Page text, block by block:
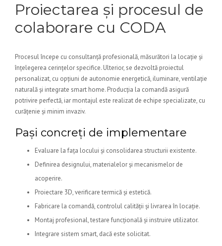
Proiectarea și procesul de
colaborare cu CODA
Procesul începe cu consultanță profesională, măsurători la locație și
înțelegerea cerințelor specifice. Ulterior, se dezvoltă proiectul
personalizat, cu opțiuni de autonomie energetică, iluminare, ventilație
naturală și integrate smart home. Producția la comandă asigură
potrivire perfectă, iar montajul este realizat de echipe specializate, cu
curățenie și minim invaziv.
Pași concreți de implementare
Evaluare la fața locului și consolidarea structurii existente.
Definirea designului, materialelor și mecanismelor de
acoperire.
Proiectare 3D, verificare termică și estetică.
Fabricare la comandă, controlul calității și livrarea în locație.
Montaj profesional, testare funcțională și instruire utilizator.
Integrare sistem smart, dacă este solicitat.